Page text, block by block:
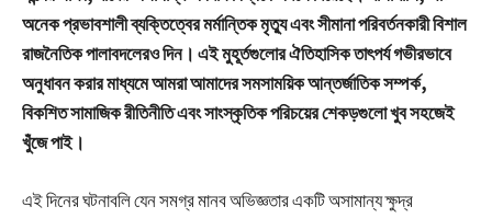
অনেক প্রভাবশালী ব্যক্তিত্বের মর্মান্তিক মৃত্যু এবং সীমানা পরিবর্তনকারী বিশাল
রাজনৈতিক পালাবদলেরও দিন। এই মুহূর্তগুলোর ঐতিহাসিক তাৎপর্য গভীরভাবে
অনুধাবন করার মাধ্যমে আমরা আমাদের সমসাময়িক আন্তর্জাতিক সম্পর্ক,
বিকশিত সামাজিক রীতিনীতি এবং সাংস্কৃতিক পরিচয়ের শেকড়গুলো খুব সহজেই
খুঁজে পাই।
এই দিনের ঘটনাবলি যেন সমগ্র মানব অভিজ্ঞতার একটি অসামান্য ক্ষুদ্র